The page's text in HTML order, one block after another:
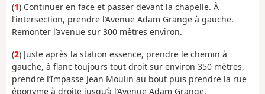
(1) Continuer en face et passer devant la chapelle. À
l’intersection, prendre l’Avenue Adam Grange à gauche.
Remonter l’avenue sur 300 mètres environ.
(2) Juste après la station essence, prendre le chemin à
gauche, à flanc toujours tout droit sur environ 350 mètres,
prendre l’Impasse Jean Moulin au bout puis prendre la rue
éponyme à droite jusqu’à l’Avenue Adam Grange.